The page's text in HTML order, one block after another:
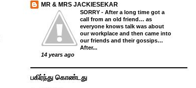
MR & MRS JACKIESEKAR
SORRY - After a long time got a
call from an old friend… as
everyone knows talk was about
our workplace and then came into
our friends and their gossips…
After...
14 years ago
பகிர்ந்து கொண்டது